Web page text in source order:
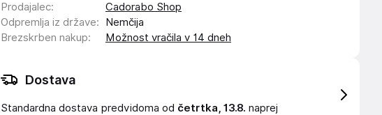
Prodajalec:
Cadorabo Shop
Odpremlja iz države:
Nemčija
Brezskrben nakup: Možnost vračila v 14 dneh
Dostava
Standardna dostava predvidoma od četrtka, 13.8. naprej